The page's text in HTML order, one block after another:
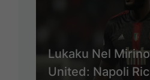
Lukaku Nel Mirino
United: Napoli